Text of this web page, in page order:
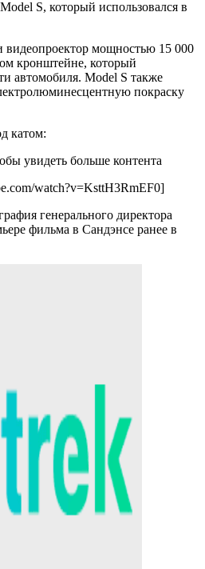
S, который использовался в
видеопроектор мощностью 15 000
кронштейне, который
автомобиля. Model S также
покраску
катом:
увидеть больше контента
watch?v=KsttH3RmEF0]
генерального директора
фильма в Сандэнсе ранее в